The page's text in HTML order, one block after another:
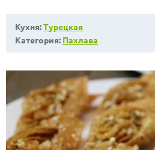
Кухня:Турецкая
Категория: Пахлава